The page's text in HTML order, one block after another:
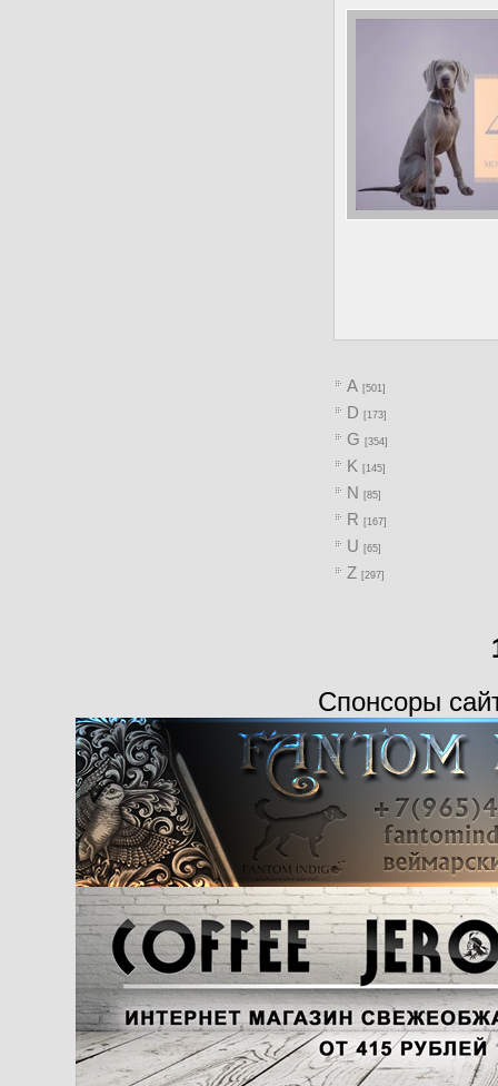
A [501]
D [173]
G [354]
K [145]
N [85]
R [167]
U [65]
Z [297]
Спонсоры